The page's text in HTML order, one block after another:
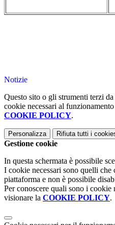
Notizie
Questo sito o gli strumenti terzi
cookie necessari al
COOKIE POLICY.
Personalizza Rifiuta tutti i
Gestione cookie
In questa schermata è possibile
I cookie necessari sono quelli
piattaforma e non è possibile
Per conoscere quali sono i cookie
visionare la COOKIE POLICY.